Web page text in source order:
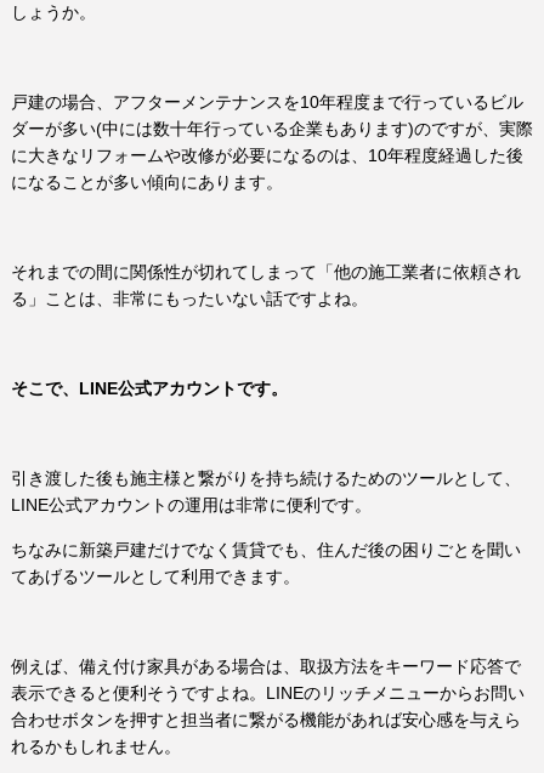
しょうか。
戸建の場合、アフターメンテナンスを10年程度まで行っているビル
ダーが多い(中には数十年行っている企業もあります)のですが、実際
に大きなリフォームや改修が必要になるのは、10年程度経過した後
になることが多い傾向にあります。
それまでの間に関係性が切れてしまって「他の施工業者に依頼され
る」ことは、非常にもったいない話ですよね。
そこで、LINE公式アカウントです。
引き渡した後も施主様と繋がりを持ち続けるためのツールとして、
LINE公式アカウントの運用は非常に便利です。
ちなみに新築戸建だけでなく賃貸でも、住んだ後の困りごとを聞い
てあげるツールとして利用できます。
例えば、備え付け家具がある場合は、取扱方法をキーワード応答で
表示できると便利そうですよね。LINEのリッチメニューからお問い
合わせボタンを押すと担当者に繋がる機能があれば安心感を与えら
れるかもしれません。